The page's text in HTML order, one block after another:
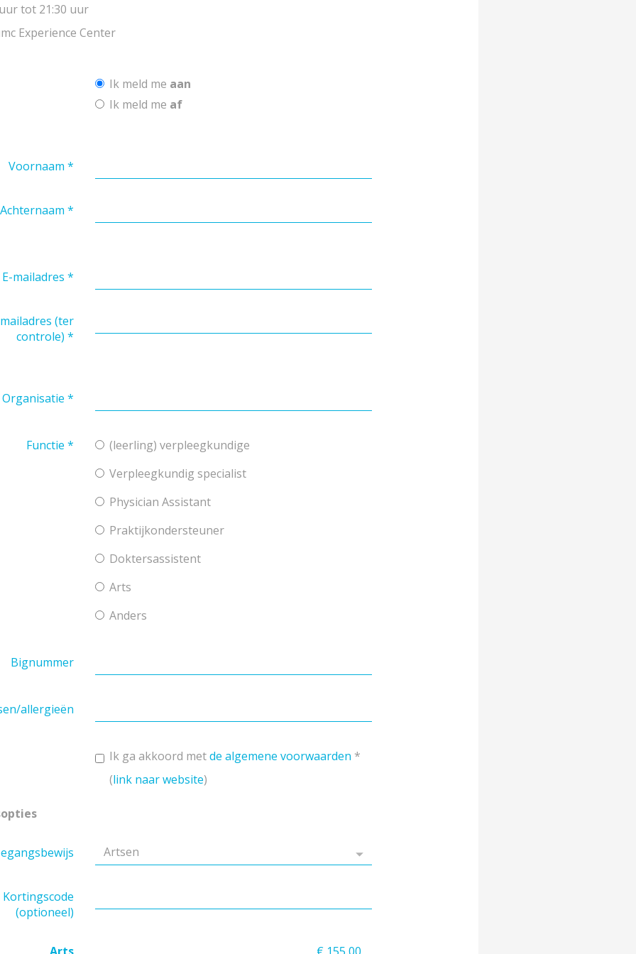
tot 21:30 uur
Experience Center
Ik meld me aan
Ik meld me af
Voornaam *
Achternaam *
E-mailadres *
(ter
controle) *
Organisatie *
Functie *
(leerling) verpleegkundige
Verpleegkundig specialist
Physician Assistant
Praktijkondersteuner
Doktersassistent
Arts
Anders
Bignummer
allergieën
Ik ga akkoord metde algemene voorwaarden *
(link naar website)
Kortingscode
(optioneel)
Arts € 155,00